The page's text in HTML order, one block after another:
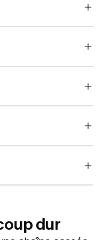
dur